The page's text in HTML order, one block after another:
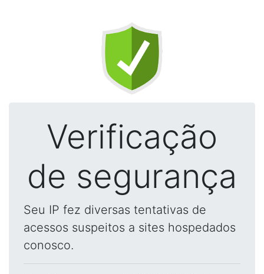
Verificação
de segurança
Seu IP fez diversas tentativas de
acessos suspeitos a sites hospedados
conosco.